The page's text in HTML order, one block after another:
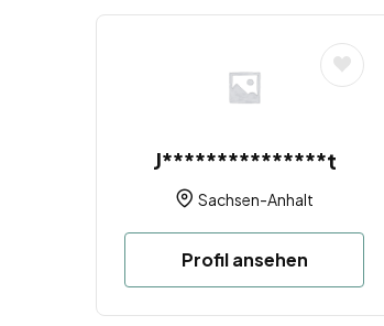
J***************t
Sachsen-Anhalt
Profil ansehen